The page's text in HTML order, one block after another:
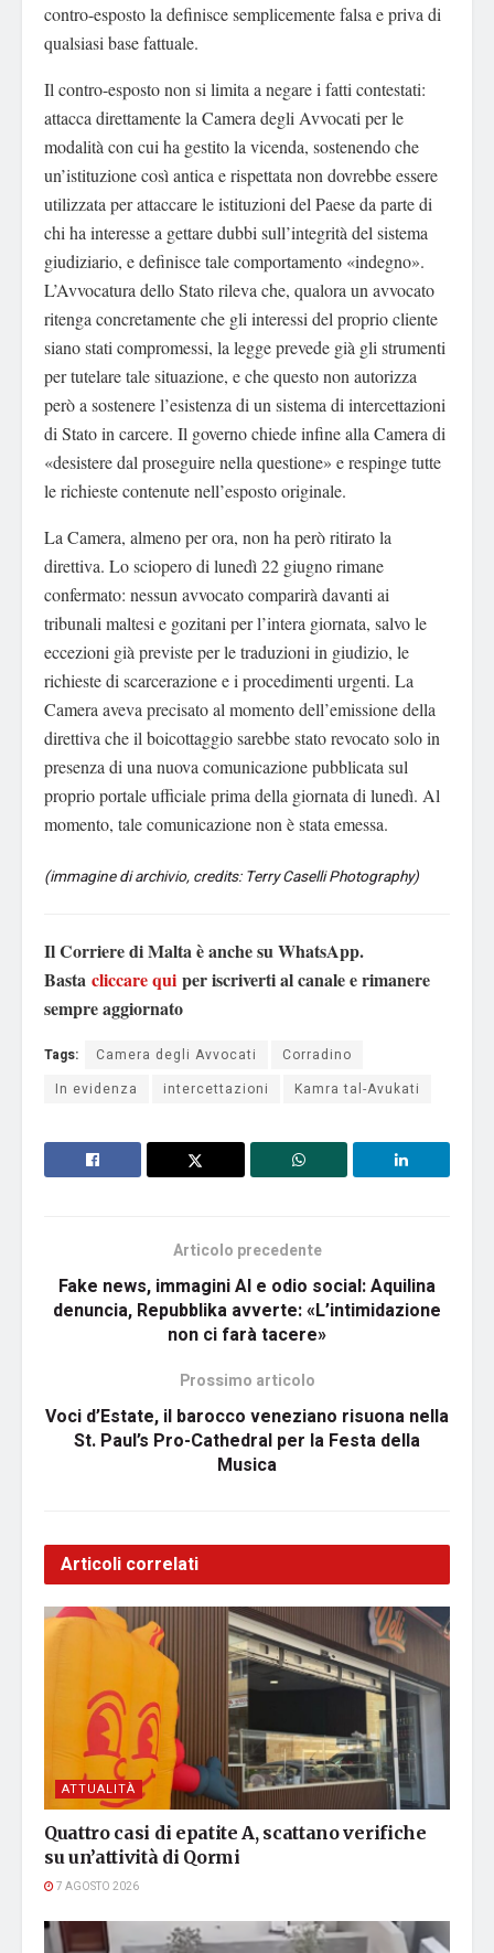
contro-esposto la definisce semplicemente falsa e priva di
qualsiasi base fattuale.
Il contro-esposto non si limita a negare i fatti contestati:
attacca direttamente la Camera degli Avvocati per le
modalità con cui ha gestito la vicenda, sostenendo che
un’istituzione così antica e rispettata non dovrebbe essere
utilizzata per attaccare le istituzioni del Paese da parte di
chi ha interesse a gettare dubbi sull’integrità del sistema
giudiziario, e definisce tale comportamento «indegno».
L’Avvocatura dello Stato rileva che, qualora un avvocato
ritenga concretamente che gli interessi del proprio cliente
siano stati compromessi, la legge prevede già gli strumenti
per tutelare tale situazione, e che questo non autorizza
però a sostenere l’esistenza di un sistema di intercettazioni
di Stato in carcere. Il governo chiede infine alla Camera di
«desistere dal proseguire nella questione» e respinge tutte
le richieste contenute nell’esposto originale.
La Camera, almeno per ora, non ha però ritirato la
direttiva. Lo sciopero di lunedì 22 giugno rimane
confermato: nessun avvocato comparirà davanti ai
tribunali maltesi e gozitani per l’intera giornata, salvo le
eccezioni già previste per le traduzioni in giudizio, le
richieste di scarcerazione e i procedimenti urgenti. La
Camera aveva precisato al momento dell’emissione della
direttiva che il boicottaggio sarebbe stato revocato solo in
presenza di una nuova comunicazione pubblicata sul
proprio portale ufficiale prima della giornata di lunedì. Al
momento, tale comunicazione non è stata emessa.
(immagine di archivio, credits: Terry Caselli Photography)
Il Corriere di Malta è anche su WhatsApp.
Basta cliccare qui per iscriverti al canale e rimanere
sempre aggiornato
Tags: Camera degli Avvocati
Corradino
In evidenza
intercettazioni Kamra tal-Avukati
Articolo precedente
Fake news, immagini AI e odio social: Aquilina
denuncia, Repubblika avverte: «L’intimidazione
non ci farà tacere»
Prossimo articolo
Voci d’Estate, il barocco veneziano risuona nella
St. Paul’s Pro-Cathedral per la Festa della
Musica
Articoli correlati
ATTUALITÀ
Quattro casi di epatite A, scattano verifiche
su un’attività di Qormi
7 AGOSTO 2026